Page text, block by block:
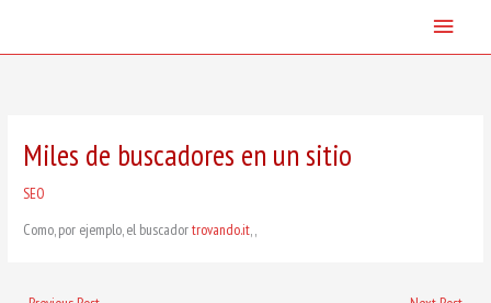
content
Main
Miles de buscadores en un sitio
SEO
Como, por ejemplo, el buscadortrovando.it, ,